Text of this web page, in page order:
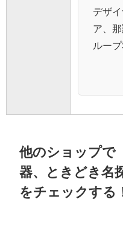
デザ
ア、
ルー
他のショップで
器、ときどき名
をチェックする